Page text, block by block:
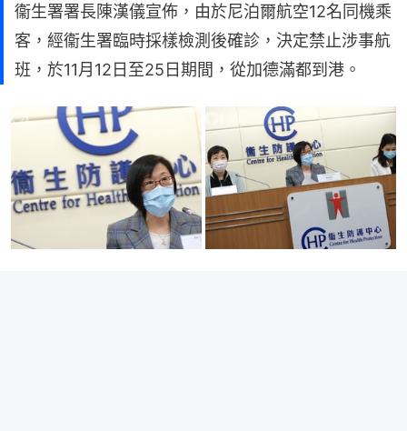
衞生署署長陳漢儀宣佈，由於尼泊爾航空12名同機乘
客，經衞生署臨時採樣檢測後確診，決定禁止涉事航
班，於11月12日至25日期間，從加德滿都到港。